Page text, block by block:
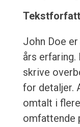
John Doe
års erfaring.
skrive
for detaljer.
omtalt i
omfattende